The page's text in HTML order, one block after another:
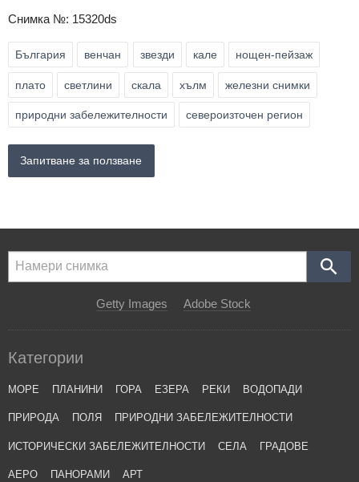
Снимка №: 15320ds
България венчан звезди кале нощен-пейзаж
плато светлини скала хълм железни снимки
природни забележителности североизточен регион
Запитване за ползване
Getty Images Adobe Stock
Категории
МОРЕ ПЛАНИНИ ГОРА ЕЗЕРА РЕКИ ВОДОПАДИ
ПРИРОДА ПОЛЯ ПРИРОДНИ ЗАБЕЛЕЖИТЕЛНОСТИ
ИСТОРИЧЕСКИ ЗАБЕЛЕЖИТЕЛНОСТИ СЕЛА ГРАДОВЕ
АЕРО ПАНОРАМИ АРТ